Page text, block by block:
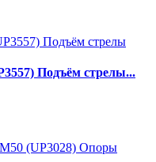
Подъём стрелы...